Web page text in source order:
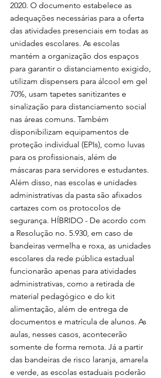
2020. O documento estabelece as
adequações necessárias para a oferta
das atividades presenciais em todas as
unidades escolares. As escolas
mantém a organização dos espaços
para garantir o distanciamento exigido,
utilizam dispensers para álcool em gel
70%, usam tapetes sanitizantes e
sinalização para distanciamento social
nas áreas comuns. Também
disponibilizam equipamentos de
proteção individual (EPIs), como luvas
para os profissionais, além de
máscaras para servidores e estudantes.
Além disso, nas escolas e unidades
administrativas da pasta são afixados
cartazes com os protocolos de
segurança. HÍBRIDO - De acordo com
a Resolução no. 5.930, em caso de
bandeiras vermelha e roxa, as unidades
escolares da rede pública estadual
funcionarão apenas para atividades
administrativas, como a retirada de
material pedagógico e do kit
alimentação, além de entrega de
documentos e matrícula de alunos. As
aulas, nesses casos, acontecerão
somente de forma remota. Já a partir
das bandeiras de risco laranja, amarela
e verde, as escolas estaduais poderão